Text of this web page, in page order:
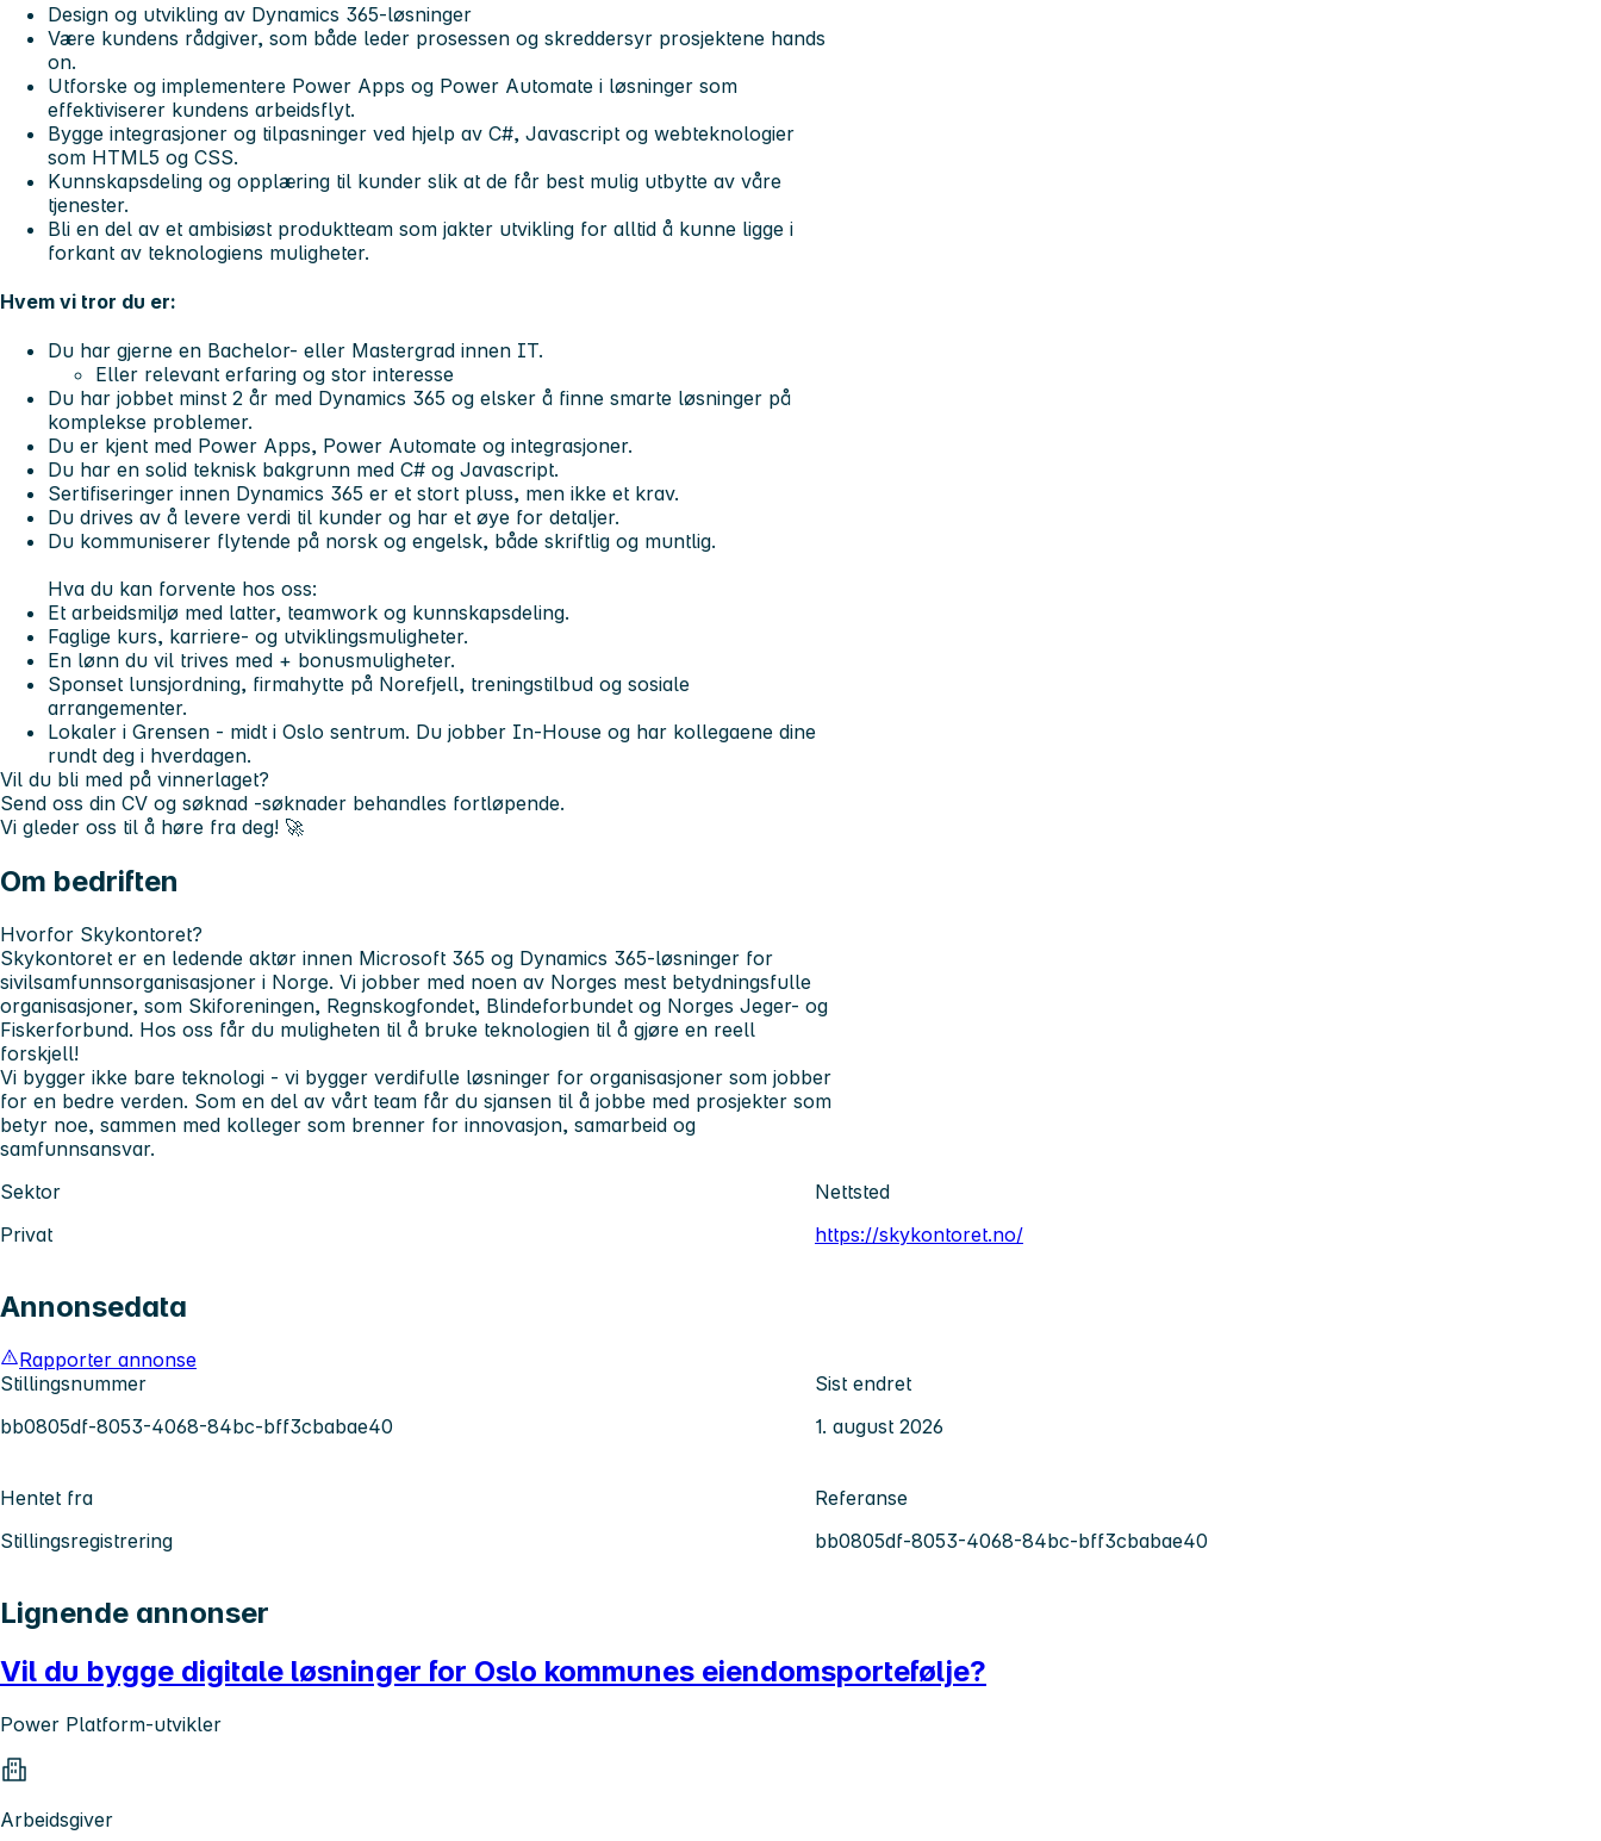
Design og utvikling av Dynamics 365-løsninger
Være kundens rådgiver, som både leder prosessen og skreddersyr prosjektene hands
on.
Utforske og implementere Power Apps og Power Automate i løsninger som
effektiviserer kundens arbeidsflyt.
Bygge integrasjoner og tilpasninger ved hjelp av C#, Javascript og webteknologier
som HTML5 og CSS.
Kunnskapsdeling og opplæring til kunder slik at de får best mulig utbytte av våre
tjenester.
Bli en del av et ambisiøst produktteam som jakter utvikling for alltid å kunne ligge i
forkant av teknologiens muligheter.
Hvem vi tror du er:
Du har gjerne en Bachelor- eller Mastergrad innen IT.
Eller relevant erfaring og stor interesse
Du har jobbet minst 2 år med Dynamics 365 og elsker å finne smarte løsninger på
komplekse problemer.
Du er kjent med Power Apps, Power Automate og integrasjoner.
Du har en solid teknisk bakgrunn med C# og Javascript.
Sertifiseringer innen Dynamics 365 er et stort pluss, men ikke et krav.
Du drives av å levere verdi til kunder og har et øye for detaljer.
Du kommuniserer flytende på norsk og engelsk, både skriftlig og muntlig.
Hva du kan forvente hos oss:
Et arbeidsmiljø med latter, teamwork og kunnskapsdeling.
Faglige kurs, karriere- og utviklingsmuligheter.
En lønn du vil trives med + bonusmuligheter.
Sponset lunsjordning, firmahytte på Norefjell, treningstilbud og sosiale
arrangementer.
Lokaler i Grensen - midt i Oslo sentrum. Du jobber In-House og har kollegaene dine
rundt deg i hverdagen.
Vil du bli med på vinnerlaget?
Send oss din CV og søknad -søknader behandles fortløpende.
Vi gleder oss til å høre fra deg! 🚀
Om bedriften
Hvorfor Skykontoret?
Skykontoret er en ledende aktør innen Microsoft 365 og Dynamics 365-løsninger for
sivilsamfunnsorganisasjoner i Norge. Vi jobber med noen av Norges mest betydningsfulle
organisasjoner, som Skiforeningen, Regnskogfondet, Blindeforbundet og Norges Jeger- og
Fiskerforbund. Hos oss får du muligheten til å bruke teknologien til å gjøre en reell
forskjell!
Vi bygger ikke bare teknologi - vi bygger verdifulle løsninger for organisasjoner som jobber
for en bedre verden. Som en del av vårt team får du sjansen til å jobbe med prosjekter som
betyr noe, sammen med kolleger som brenner for innovasjon, samarbeid og
samfunnsansvar.
Sektor
Privat
Nettsted
https://skykontoret.no/
Annonsedata
Rapporter annonse
Stillingsnummer
bb0805df-8053-4068-84bc-bff3cbabae40
Sist endret
1. august 2026
Hentet fra
Stillingsregistrering
Referanse
bb0805df-8053-4068-84bc-bff3cbabae40
Lignende annonser
Vil du bygge digitale løsninger for Oslo kommunes eiendomsportefølje?
Power Platform-utvikler
Arbeidsgiver